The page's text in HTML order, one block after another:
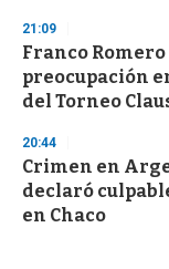
21:09
Franco
preocupación
del Torneo
20:44
Crimen en
declaró
en Chaco